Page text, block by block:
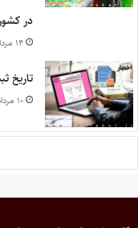
در
۱۴ مرداد ۱۴۰۵
تاریخ
۱۰ مرداد ۱۴۰۵